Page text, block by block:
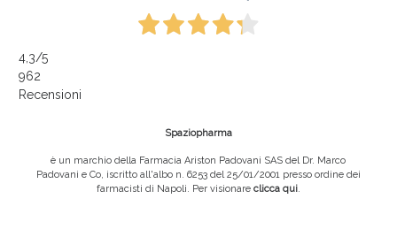
4,3/5
962
Recensioni
Spaziopharma
è un marchio della Farmacia Ariston Padovani SAS del Dr. Marco
Padovani e Co, iscritto all'albo n. 6253 del 25/01/2001 presso ordine dei
farmacisti di Napoli. Per visionare clicca qui.